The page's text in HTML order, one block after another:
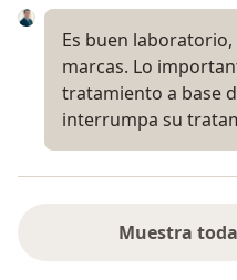
Es buen
marcas. Lo
tratamiento a base
interrumpa su
Muestra